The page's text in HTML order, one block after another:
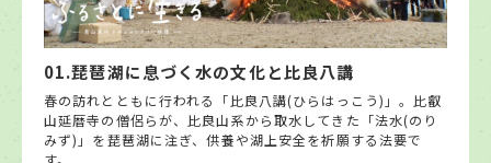
01.琵琶湖に息づく水の文化と比良八講
春の訪れとともに行われる「比良八講(ひらはっこう)」。比叡
山延暦寺の僧侶らが、比良山系から取水してきた「法水(のり
みず)」を琵琶湖に注ぎ、供養や湖上安全を祈願する法要で
す。